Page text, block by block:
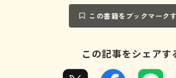
この書籍をブックマーク
この記事をシェアす